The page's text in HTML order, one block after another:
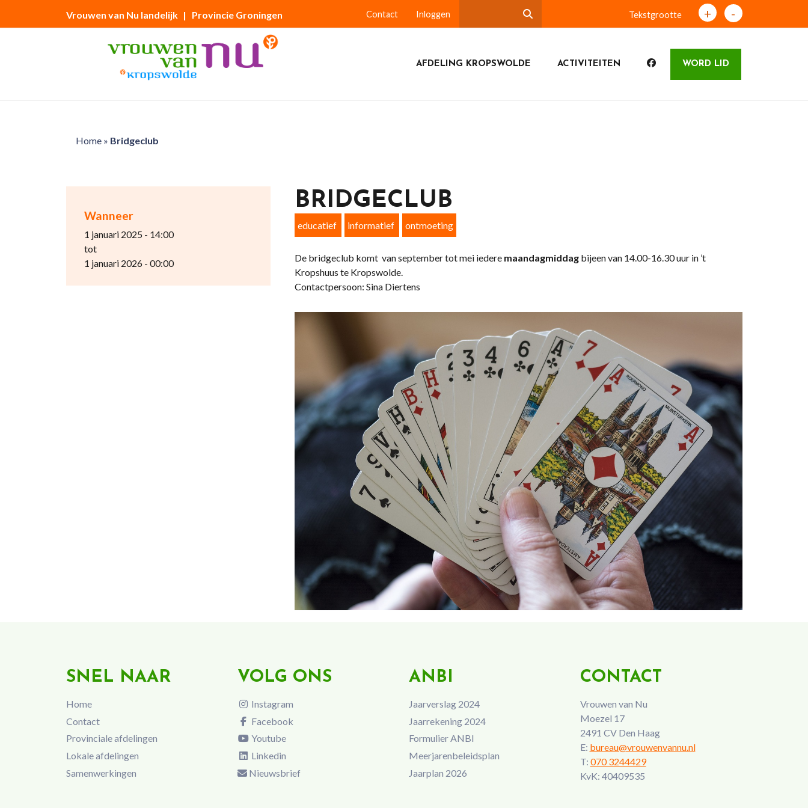
Vrouwen van Nu landelijk | Provincie Groningen Contact Inloggen Tekstgrootte + -
AFDELING KROPSWOLDE ACTIVITEITEN WORD LID
Home» Bridgeclub
Wanneer
1 januari 2025 - 14:00
tot
1 januari 2026 - 00:00
BRIDGECLUB
educatief informatief ontmoeting
De bridgeclub komt van september tot mei iedere maandagmiddagbijeen van 14.00-16.30 uur in ’t
Kropshuus te Kropswolde.
Contactpersoon: Sina Diertens
SNEL NAAR
Home
Contact
Provinciale afdelingen
Lokale afdelingen
Samenwerkingen
VOLG ONS
Instagram
Facebook
Youtube
Linkedin
Nieuwsbrief
ANBI
Jaarverslag 2024
Jaarrekening 2024
Formulier ANBI
Meerjarenbeleidsplan
Jaarplan 2026
CONTACT
Vrouwen van Nu
Moezel 17
2491 CV Den Haag
E: bureau@vrouwenvannu.nl
T: 070 3244429
KvK: 40409535